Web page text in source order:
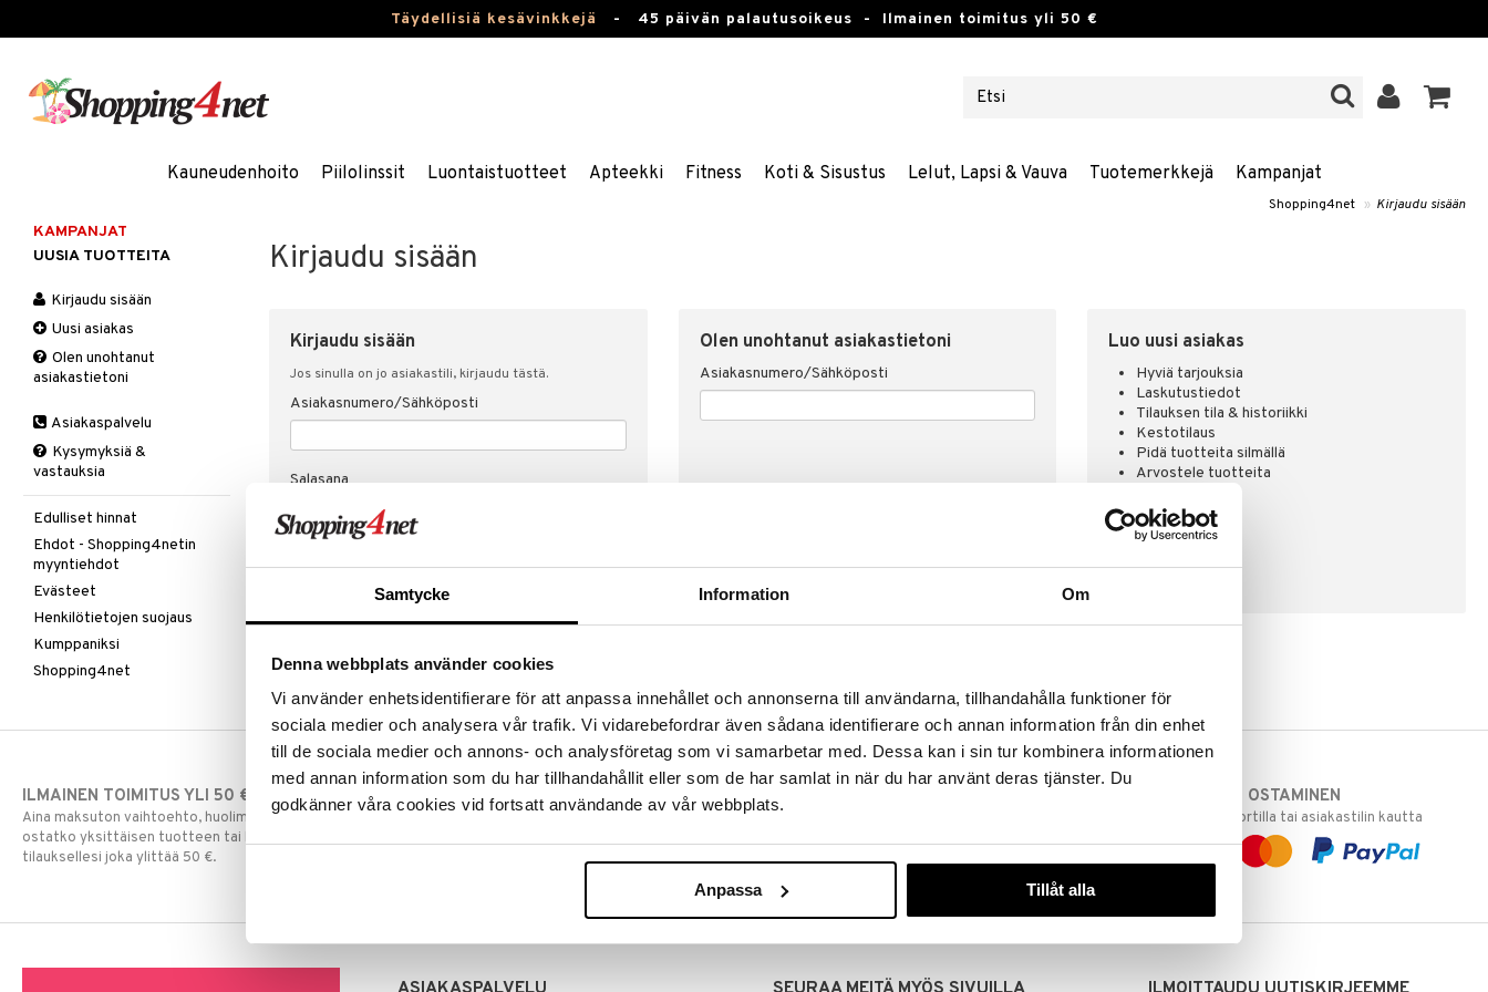
Samtycke Information Om
Denna webbplats använder cookies
Vi använder enhetsidentifierare för att anpassa innehållet och annonserna till användarna, tillhandahålla funktioner för
sociala medier och analysera vår trafik. Vi vidarebefordrar även sådana identifierare och annan information från din enhet
till de sociala medier och annons- och analysföretag som vi samarbetar med. Dessa kan i sin tur kombinera informationen
med annan information som du har tillhandahållit eller som de har samlat in när du har använt deras tjänster. Du
godkänner våra cookies vid fortsatt användande av vår webbplats.
Anpassa Tillåt alla
Täydellisiä kesävinkkejä - 45 päivän palautusoikeus - Ilmainen toimitus yli 50 €
Kauneudenhoito Piilolinssit Luontaistuotteet Apteekki Fitness Koti & Sisustus Lelut, Lapsi & Vauva Tuotemerkkejä Kampanjat
Shopping4net » Kirjaudu sisään
Kirjaudu sisään
Kirjaudu sisään
Jos sinulla on jo asiakastili, kirjaudu tästä.
Asiakasnumero/Sähköposti
Salasana
Olen unohtanut asiakastietoni
Asiakasnumero/Sähköposti
Luo uusi asiakas
Hyviä tarjouksia
Laskutustiedot
Tilauksen tila & historiikki
Kestotilaus
Pidä tuotteita silmällä
Arvostele tuotteita
KAMPANJAT
UUSIA TUOTTEITA
Kirjaudu sisään
Uusi asiakas
Olen unohtanut
asiakastietoni
Asiakaspalvelu
Kysymyksiä &
vastauksia
Edulliset hinnat
Ehdot - Shopping4netin
myyntiehdot
Evästeet
Henkilötietojen suojaus
Kumppaniksi
Shopping4net
ILMAINEN TOIMITUS YLI 50 €
Aina maksuton vaihtoehto, huolimatta siitä
ostatko yksittäisen tuotteen tai koko
tilauksellesi joka ylittää 50 €.
NOPEAT TOIMITUKSET EDULLISET HINNAT
Voit olla varma, että teet löytöjä sivuillamme.
TURVALLINEN OSTAMINEN
laskulla, pankkikortilla tai asiakastilin kautta